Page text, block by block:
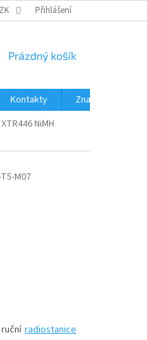
PŮJČOVNA
Přihlášení
NÁKUPNÍ
Prázdný košík
Kontakty Značky
NiMH
M07
radiostanice